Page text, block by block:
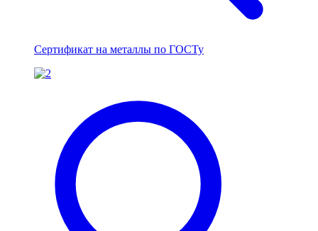
Сертификат на металлы по ГОСТу